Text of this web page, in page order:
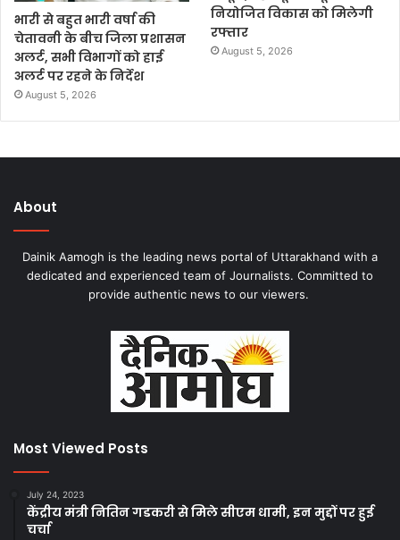
भारी से बहुत भारी वर्षा की
चेतावनी के बीच जिला प्रशासन
अलर्ट, सभी विभागों को हाई
अलर्ट पर रहने के निर्देश
August 5, 2026
नियोजित विकास को मिलेगी
रफ्तार
August 5, 2026
About
Dainik Aamogh is the leading news portal of Uttarakhand with a
dedicated and experienced team of Journalists. Committed to
provide authentic news to our viewers.
Most Viewed Posts
July 24, 2023
केंद्रीय मंत्री नितिन गडकरी से मिले सीएम धामी, इन मुद्दों पर हुई
चर्चा